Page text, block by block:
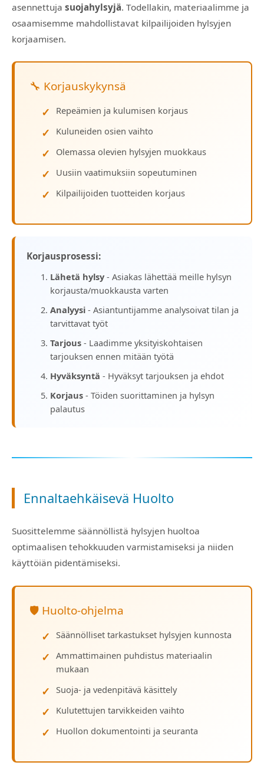
asennettuja suojahylsyjä. Todellakin, materiaalimme ja
osaamisemme mahdollistavat kilpailijoiden hylsyjen
korjaamisen.
🔧 Korjauskykynsä
Repeämien ja kulumisen korjaus
Kuluneiden osien vaihto
Olemassa olevien hylsyjen muokkaus
Uusiin vaatimuksiin sopeutuminen
Kilpailijoiden tuotteiden korjaus
Korjausprosessi:
Lähetä hylsy - Asiakas lähettää meille hylsyn
korjausta/muokkausta varten
Analyysi - Asiantuntijamme analysoivat tilan ja
tarvittavat työt
Tarjous - Laadimme yksityiskohtaisen
tarjouksen ennen mitään työtä
Hyväksyntä - Hyväksyt tarjouksen ja ehdot
Korjaus - Töiden suorittaminen ja hylsyn
palautus
Ennaltaehkäisevä Huolto
Suosittelemme säännöllistä hylsyjen huoltoa
optimaalisen tehokkuuden varmistamiseksi ja niiden
käyttöiän pidentämiseksi.
🛡️ Huolto-ohjelma
Säännölliset tarkastukset hylsyjen kunnosta
Ammattimainen puhdistus materiaalin
mukaan
Suoja- ja vedenpitävä käsittely
Kulutettujen tarvikkeiden vaihto
Huollon dokumentointi ja seuranta